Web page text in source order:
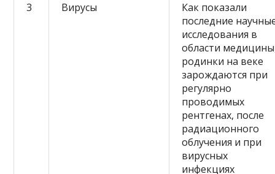
3
Вирусы
Как показали
последние
исследования в
области
родинки на веке
зарождаются при
регулярно
проводимых
рентгенах, после
радиационного
облучения и при
вирусных
инфекциях